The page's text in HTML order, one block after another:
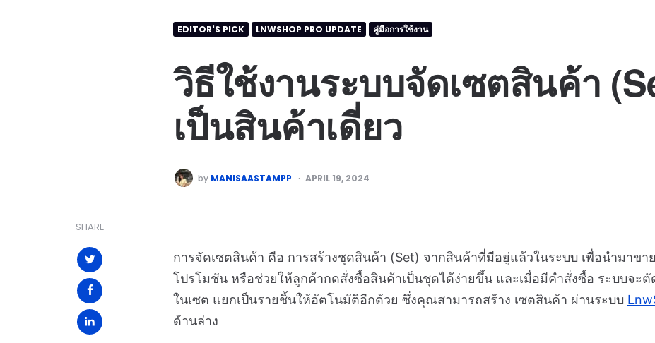
EDITOR'S PICK LNWSHOP PRO UPDATE คู่มือการใช้งาน
วิธีใช้งานระบบจัดเซตสินค้า
เป็นสินค้าเดี่ยว
by MANISAASTAMPP APRIL 19, 2024
SHARE
การจัดเซตสินค้า คือ การสร้างชุดสินค้า (Set) จากสินค้าที่มีอยู่แล้วในระบบ เพื่อนำมาขา
โปรโมชัน หรือช่วยให้ลูกค้ากดสั่งซื้อสินค้าเป็นชุดได้ง่ายขึ้น และเมื่อมีคำสั่งซื้อ ระบบจะ
ในเซต แยกเป็นรายชิ้นให้อัตโนมัติอีกด้วย ซึ่งคุณสามารถสร้าง เซตสินค้า ผ่านระบบ
ด้านล่าง